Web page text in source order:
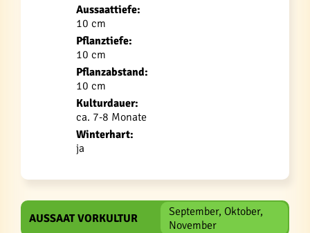
Aussaattiefe:
10 cm
Pflanztiefe:
10 cm
Pflanzabstand:
10 cm
Kulturdauer:
ca. 7-8 Monate
Winterhart:
ja
AUSSAAT VORKULTUR
September, Oktober,
November